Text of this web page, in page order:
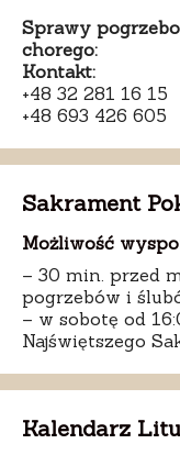
Sprawy
chorego:
Kontakt:
+48 32 281 16 15
+48 693 426 605
Sakrament
Możliwość
– 30 min. przed
pogrzebów i
– w sobotę od
Najświętszego
Kalendarz